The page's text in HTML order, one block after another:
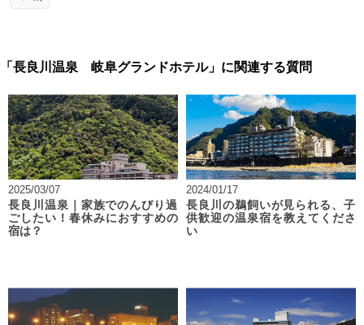
「長良川温泉 岐阜グランドホテル」に関連する質問
2025/03/07
長良川温泉｜家族でのんびり過
ごしたい！春休みにおすすめの
宿は？
2024/01/17
長良川の鵜飼いが見られる、子
供歓迎の温泉宿を教えてくださ
い